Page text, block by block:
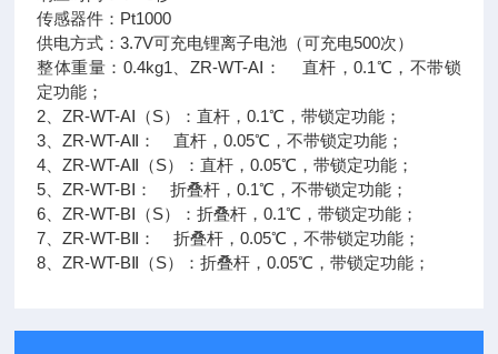
传感器件：Pt1000
供电方式：3.7V可充电锂离子电池（可充电500次）
整体重量：0.4kg1、ZR-WT-AⅠ： 直杆，0.1℃，不带锁
定功能；
2、ZR-WT-AⅠ（S）：直杆，0.1℃，带锁定功能；
3、ZR-WT-AⅡ： 直杆，0.05℃，不带锁定功能；
4、ZR-WT-AⅡ（S）：直杆，0.05℃，带锁定功能；
5、ZR-WT-BⅠ： 折叠杆，0.1℃，不带锁定功能；
6、ZR-WT-BⅠ（S）：折叠杆，0.1℃，带锁定功能；
7、ZR-WT-BⅡ： 折叠杆，0.05℃，不带锁定功能；
8、ZR-WT-BⅡ（S）：折叠杆，0.05℃，带锁定功能；